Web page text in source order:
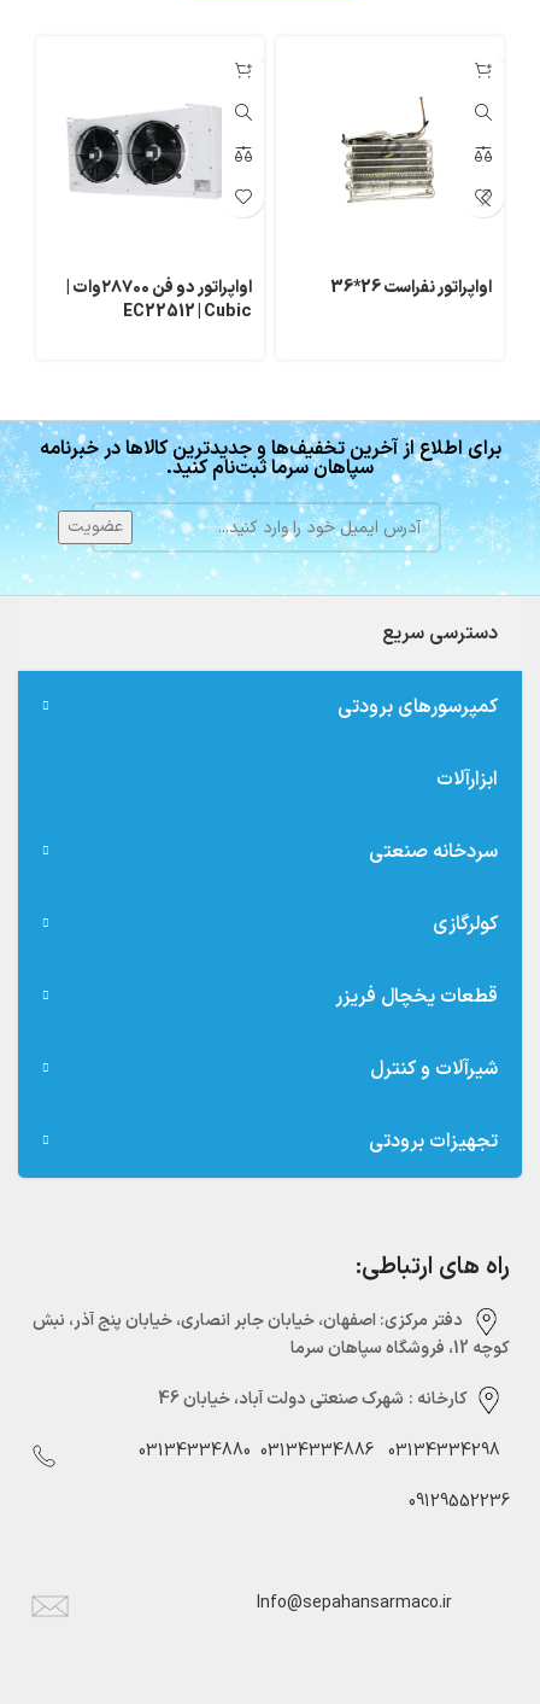
اواپراتور نفراست 26*36
اواپراتور دو فن ۲۸۷۰۰وات |
EC22512 | Cubic
برای اطلاع از آخرین تخفیف‌ها و جدیدترین کالاها در خبرنامه
سپاهان سرما ثبت‌نام کنید.
دسترسی سریع
کمپرسورهای برودتی
ابزارآلات
سردخانه صنعتی
کولرگازی
قطعات یخچال فریزر
شیرآلات و کنترل
تجهیزات برودتی
راه های ارتباطی:
دفتر مرکزی:‌ اصفهان، خیابان جابر انصاری، خیابان پنج آذر، نبش
کوچه 12، فروشگاه سپاهان سرما
کارخانه : شهرک صنعتی دولت آباد، خیابان 46
03134334298
03134334886
03134334880
09129552236
Info@sepahansarmaco.ir